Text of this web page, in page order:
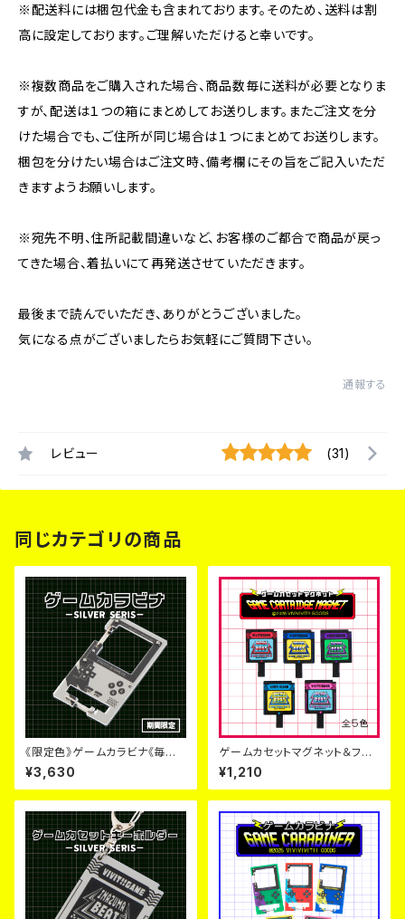
※配送料には梱包代金も含まれております。そのため、送料は割
高に設定しております。ご理解いただけると幸いです。
※複数商品をご購入された場合、商品数毎に送料が必要となりま
すが、配送は１つの箱にまとめしてお送りします。またご注文を分
けた場合でも、ご住所が同じ場合は１つにまとめてお送りします。
梱包を分けたい場合はご注文時、備考欄にその旨をご記入いただ
きますようお願いします。
※宛先不明、住所記載間違いなど、お客様のご都合で商品が戻っ
てきた場合、着払いにて再発送させていただきます。
最後まで読んでいただき、ありがとうございました。
気になる点がございましたらお気軽にご質問下さい。
通報する
レビュー (31)
同じカテゴリの商品
《限定色》ゲームカラビナ《毎月６
日~９日のみ販売》
¥3,630
ゲームカセットマグネット＆フッ
ク【5色】
¥1,210